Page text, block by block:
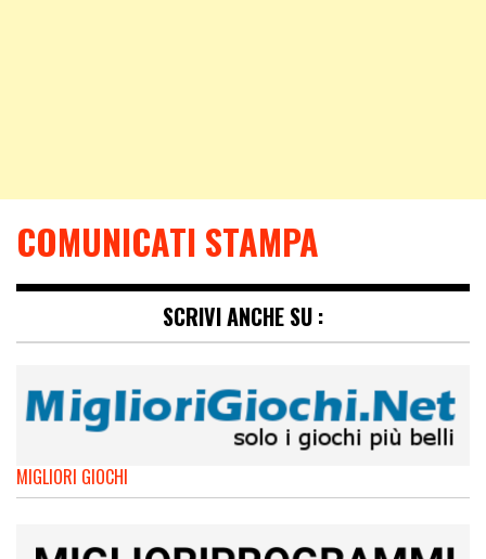
COMUNICATI STAMPA
SCRIVI ANCHE SU :
MIGLIORI GIOCHI